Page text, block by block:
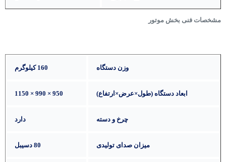
‌مشخصات فنی بخش موتور
وزن دستگاه 160 کیلوگرم
ابعاد دستگاه (طول×عرض×ارتفاع) 950 × 990 × 1150
چرخ و دسته دارد
میزان صدای تولیدی 80 دسیبل